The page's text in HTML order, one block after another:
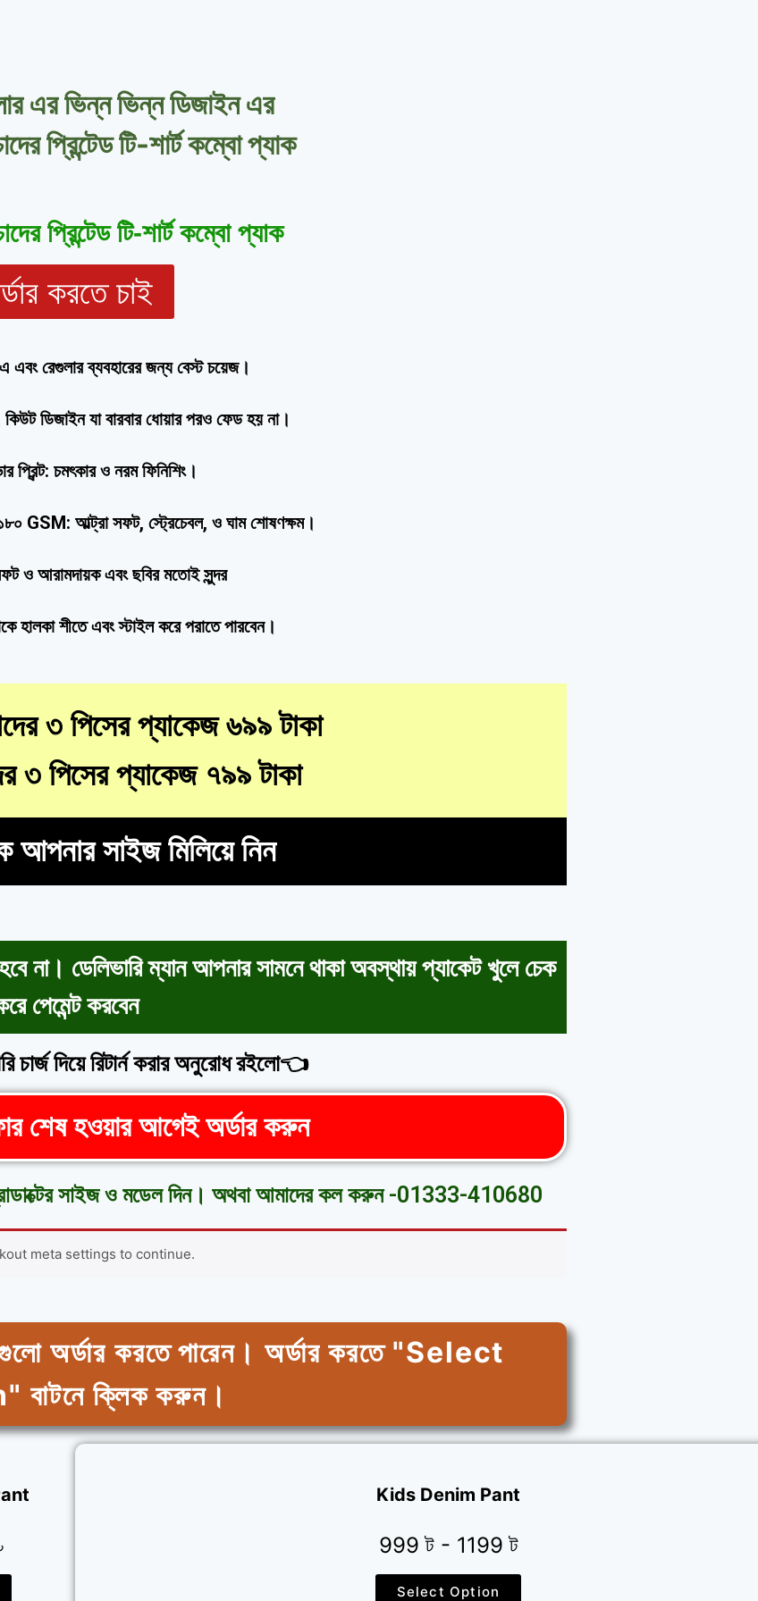
এর ভিন্ন ভিন্ন ডিজাইন এর
প্রিন্টেড টি-শার্ট কম্বো প্যাক
প্রিন্টেড টি-শার্ট কম্বো প্যাক
করতে চাই
এবং রেগুলার ব্যবহারের জন্য বেস্ট চয়েজ।
কিউট ডিজাইন যা বারবার ধোয়ার পরও ফেড হয় না।
প্রিন্ট: চমৎকার ও নরম ফিনিশিং।
GSM: আল্ট্রা সফট, স্ট্রেচেবল, ও ঘাম শোষণক্ষম।
ও আরামদায়ক এবং ছবির মতোই সুন্দর
হালকা শীতে এবং স্টাইল করে পরাতে পারবেন।
৩ পিসের প্যাকেজ ৬৯৯ টাকা
৩ পিসের প্যাকেজ ৭৯৯ টাকা
আপনার সাইজ মিলিয়ে নিন
না। ডেলিভারি ম্যান আপনার সামনে থাকা অবস্থায় প্যাকেট খুলে চেক
পেমেন্ট করবেন
চার্জ দিয়ে রিটার্ন করার অনুরোধ রইলো👈
শেষ হওয়ার আগেই অর্ডার করুন
প্রোডাক্টের সাইজ ও মডেল দিন। অথবা আমাদের কল করুন -01333-410680
meta settings to continue.
গুলো অর্ডার করতে পারেন। অর্ডার করতে "Select
ক্লিক করুন।
Kids Denim Pant
999 ট - 1199 ট
Select Option